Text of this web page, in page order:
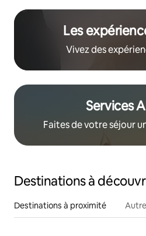
Les
Vivez des
Services
Faites de votre séjour
Destinations à
Destinations à proximité